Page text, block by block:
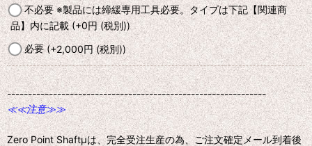
不必要 ※製品には締緩専用工具必要。タイプは下記【関連商
品】内に記載(+0円 (税別))
必要(+2,000円 (税別))
--------------------------------------------------------------
≪≪注意≫≫
Zero Point Shaftμは、完全受注生産の為、ご注文確定メール到着後